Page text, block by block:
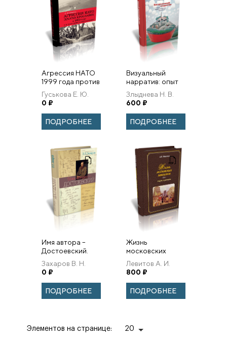
Агрессия НАТО
1999 года против
Югославии и
процесс
мирного
урегулирования.
Гуськова Е. Ю.
0 ₽
ПОДРОБНЕЕ
Визуальный
нарратив: опыт
мифопоэтического
прочтения.
Злыднева Н. В.
600 ₽
ПОДРОБНЕЕ
Имя автора –
Достоевский.
Очерк
творчества.
Захаров В. Н.
0 ₽
ПОДРОБНЕЕ
Жизнь
московских
закоулков:
очерки и
рассказы
Левитов А. И.
800 ₽
ПОДРОБНЕЕ
Элементов на странице: 20